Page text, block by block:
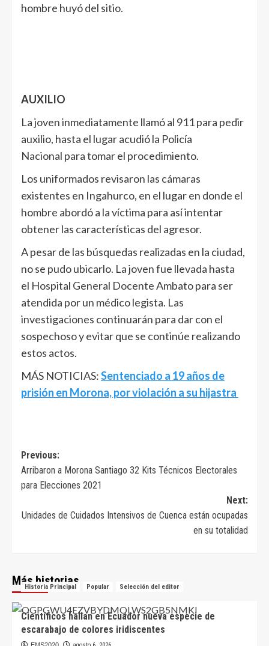
hombre huyó del sitio.
AUXILIO
La joven inmediatamente llamó al 911 para pedir
auxilio, hasta el lugar acudió la Policía
Nacional para tomar el procedimiento.
Los uniformados revisaron las cámaras
existentes en Ingahurco, en el lugar en donde el
hombre abordó a la víctima para así intentar
obtener las características del agresor.
A pesar de las búsquedas realizadas en la ciudad,
no se pudo ubicarlo. La joven fue llevada hasta
el Hospital General Docente Ambato para ser
atendida por un médico legista. Las
investigaciones continuarán para dar con el
sospechoso y evitar que se continúe realizando
estos actos.
MÁS NOTICIAS:Sentenciado a 19 años de
prisión en Morona, por violación a su hijastra
Navegación
de
entradas
Previous:
Arribaron a Morona Santiago 32 Kits Técnicos Electorales
para Elecciones 2021
Next:
Unidades de Cuidados Intensivos de Cuenca están ocupadas
en su totalidad
Más historias
Historia Principal Popular Selección del editor
Científicos hallan en Ecuador nueva especie de
escarabajo de colores iridiscentes